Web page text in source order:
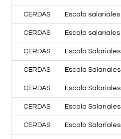
CERDAS Escala salariales
CERDAS Escala salariales
CERDAS Escala Salariales
CERDAS Escala Salariales
CERDAS Escala Salariales
CERDAS Escala Salariales
CERDAS Escala Salariales